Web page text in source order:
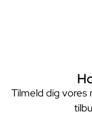
Tilmeld dig vores